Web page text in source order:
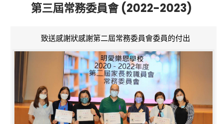
第三屆常務委員會 (2022-2023)
致送感謝狀感謝第二屆常務委員會委員的付出